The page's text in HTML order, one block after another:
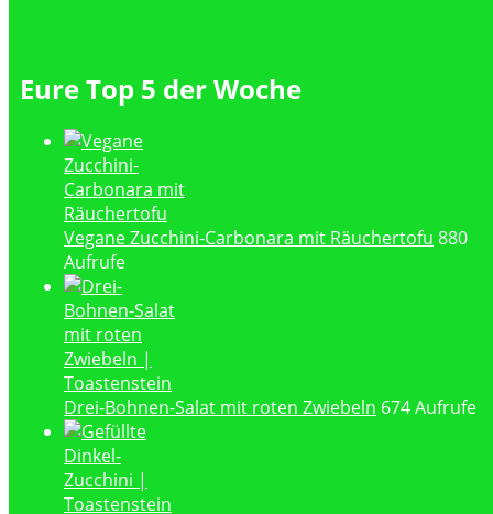
Eure Top 5 der Woche
Vegane Zucchini-Carbonara mit Räuchertofu 880
Aufrufe
Drei-Bohnen-Salat mit roten Zwiebeln 674 Aufrufe